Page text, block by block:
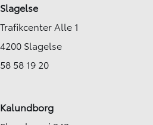
Slagelse
Trafikcenter Alle 1
4200 Slagelse
58 58 19 20
Kalundborg